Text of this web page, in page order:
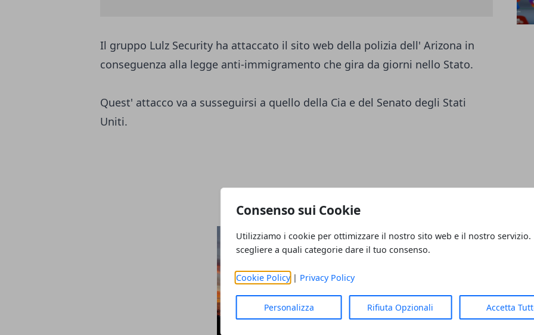
Consenso sui Cookie
Utilizziamo i cookie per ottimizzare il nostro sito web e il nostro servizio.
scegliere a quali categorie dare il tuo consenso.
Cookie Policy| Privacy Policy
Personalizza Rifiuta Opzionali Accetta
Il gruppo Lulz Security ha attaccato il sito web della polizia dell' Arizona in
conseguenza alla legge anti-immigramento che gira da giorni nello Stato.
Quest' attacco va a susseguirsi a quello della Cia e del Senato degli Stati
Uniti.